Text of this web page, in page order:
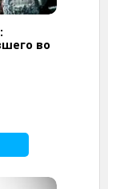
во